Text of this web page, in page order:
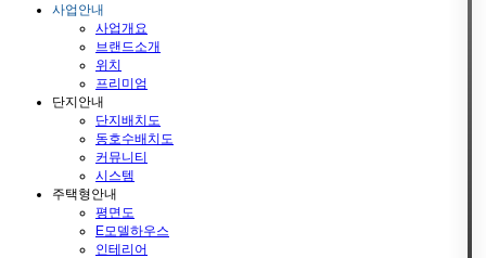
사업안내
사업개요
브랜드소개
위치
프리미엄
단지안내
단지배치도
동호수배치도
커뮤니티
시스템
주택형안내
평면도
E모델하우스
인테리어